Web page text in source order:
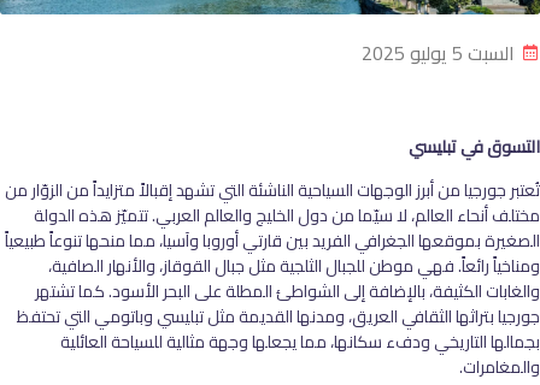
السبت 5 يوليو 2025
التسوق في تبليسي
تُعتبر جورجيا من أبرز الوجهات السياحية الناشئة التي تشهد إقبالاً متزايداً من الزوّار من
مختلف أنحاء العالم، لا سيّما من دول الخليج والعالم العربي. تتميّز هذه الدولة
الصغيرة بموقعها الجغرافي الفريد بين قارتي أوروبا وآسيا، مما منحها تنوعاً طبيعياً
ومناخياً رائعاً. فهي موطن للجبال الثلجية مثل جبال القوقاز، والأنهار الصافية،
والغابات الكثيفة، بالإضافة إلى الشواطئ المطلة على البحر الأسود. كما تشتهر
جورجيا بتراثها الثقافي العريق، ومدنها القديمة مثل تبليسي وباتومي التي تحتفظ
بجمالها التاريخي ودفء سكانها، مما يجعلها وجهة مثالية للسياحة العائلية
والمغامرات.